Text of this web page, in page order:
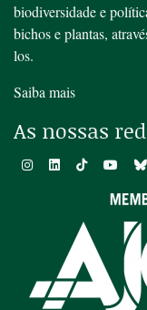
biodiversidade e
bichos e plantas,
los.
Saiba mais
As nossas